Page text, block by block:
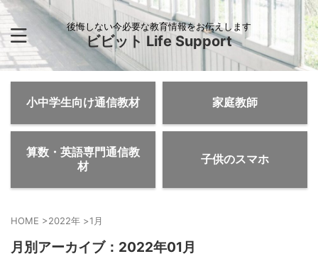
後悔しない今必要な教育情報をお伝えします
ビビット Life Support
小中学生向け通信教材 家庭教師
算数・英語専門通信教
材
子供のスマホ
HOME >2022年 >1月
月別アーカイブ：2022年01月